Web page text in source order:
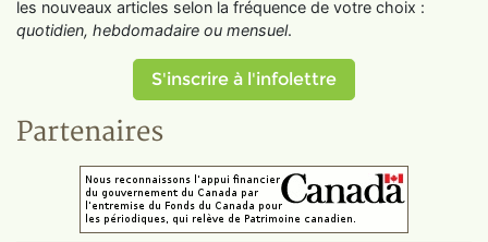
les nouveaux articles selon la fréquence de votre choix :
quotidien, hebdomadaire ou mensuel.
S'inscrire à l'infolettre
Partenaires